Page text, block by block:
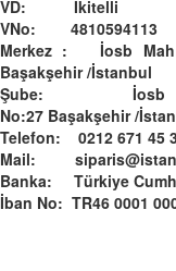
VD: İkitelli
VNo: 4810594113
Merkez : İosb Mah
Başakşehir /İstanbul
Şube: İosb Mah
No:27 Başakşehir /
Telefon: 0212 671
Mail:
Banka: Türkiye
İban No: TR46 0001